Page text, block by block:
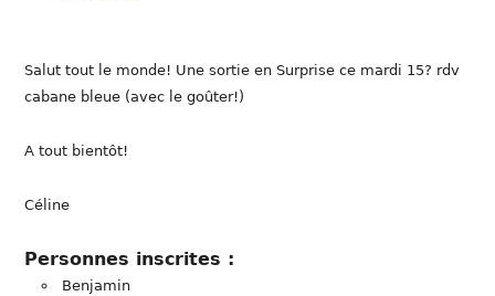
Salut tout le monde! Une sortie en Surprise ce mardi 15? rdv
cabane bleue (avec le goûter!)
A tout bientôt!
Céline
Personnes inscrites :
Benjamin